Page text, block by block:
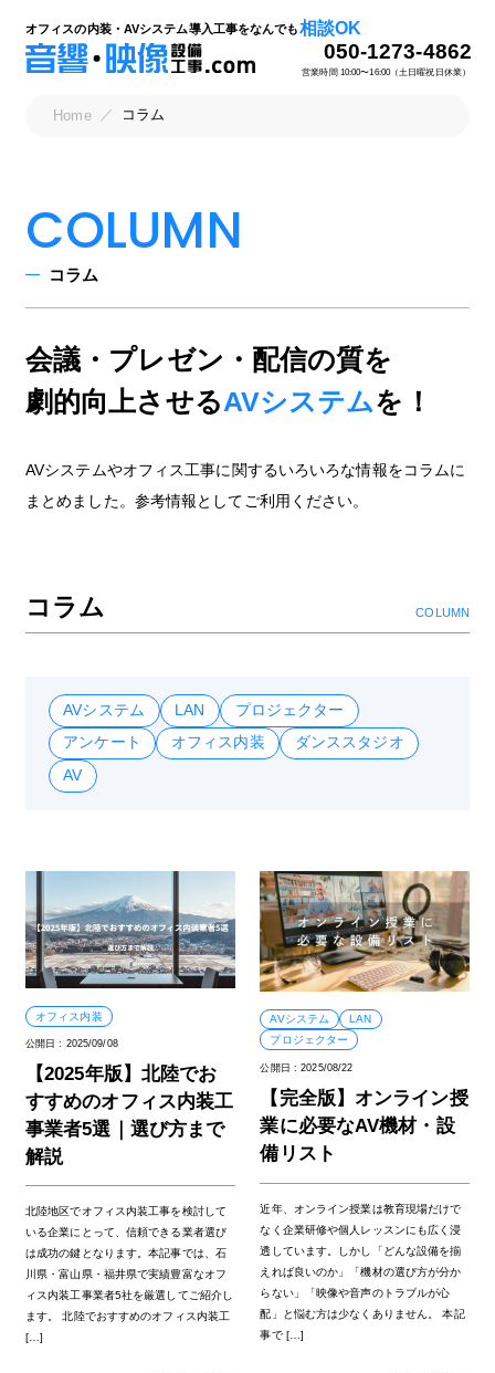
オフィスの内装・AVシステム導入工事をなんでも相談OK
050-1273-4862
営業時間 10:00〜16:00（土日曜祝日休業）
Home コラム
COLUMN
コラム
会議・プレゼン・配信の質を
劇的向上させるAVシステムを！
AVシステムやオフィス工事に関するいろいろな情報をコラムに
まとめました。参考情報としてご利用ください。
コラム COLUMN
AVシステム LAN
プロジェクター
アンケート
オフィス内装
ダンススタジオ
AV
オフィス内装
公開日 : 2025/09/08
【2025年版】北陸でお
すすめのオフィス内装工
事業者5選｜選び方まで
解説
北陸地区でオフィス内装工事を検討して
いる企業にとって、信頼できる業者選び
は成功の鍵となります。本記事では、石
川県・富山県・福井県で実績豊富なオフ
ィス内装工事業者5社を厳選してご紹介し
ます。 北陸でおすすめのオフィス内装工
[…]
AVシステム
LAN
プロジェクター
公開日 :2025/08/22
【完全版】オンライン授
業に必要なAV機材・設
備リスト
近年、オンライン授業は教育現場だけで
なく企業研修や個人レッスンにも広く浸
透しています。しかし「どんな設備を揃
えれば良いのか」「機材の選び方が分か
らない」「映像や音声のトラブルが心
配」と悩む方は少なくありません。 本記
事で […]